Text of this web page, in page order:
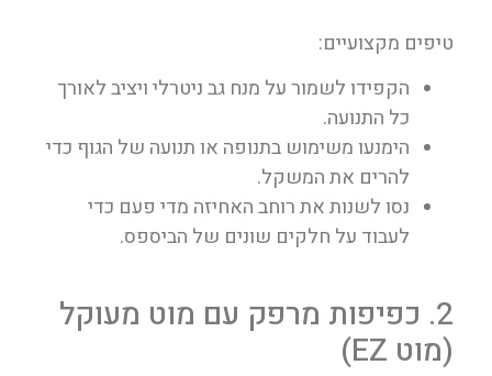
טיפים מקצועיים:
הקפידו לשמור על מנח גב ניטרלי ויציב לאורך
כל התנועה.
הימנעו משימוש בתנופה או תנועה של הגוף כדי
להרים את המשקל.
נסו לשנות את רוחב האחיזה מדי פעם כדי
לעבוד על חלקים שונים של הביספס.
2. כפיפות מרפק עם מוט מעוקל
(מוט EZ)